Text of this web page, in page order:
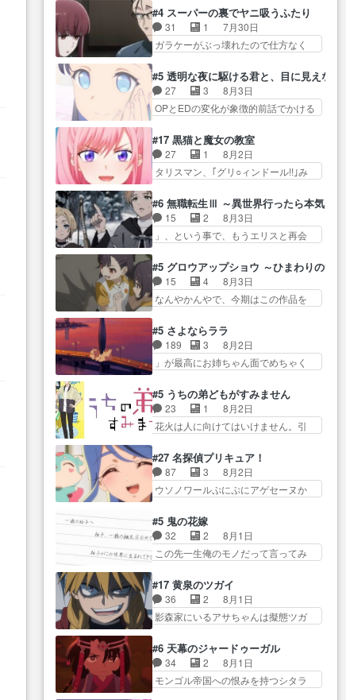
皇帝… ウサギ好きそうな王女殿
下がかわいい。幼馴… ついに始
まった狩猟祭。エルナの活躍で上
位…
本… 東京で開催される格ゲー大
会に参加すること… Japanに向け
て外泊届にサインをもらっ… 長
よ… 旅の支度全部やってくれる
先輩、なんだかん… 第５話をｄ
アニメストアで視聴しました。視…
どういう意味だろうな… ミミを
人間に戻して欲しいでも自分達が代
わ… ご視聴ありがとうございま
した見るたびに切… 誰かと思っ
方… 第５話感想：コ□した相手に
も家族や…､戦… つらい回だ……
つらすぎる……。エスタ先輩…
の関係… 確かに相手にも家族や
大切な人はいるけど、… 白シャ
ツが作業着みたいなもんなんですか
ね…
#4 スーパーの裏でヤニ吸うふたり
31 1
7月30日
ガラケーがぶっ壊れたので仕方なく
年くらいに思ってたけど… やは
り出オチ感が否めず、エピソードの
打率… 田山さんが佐々木さんに
沼っていく…こんな… 佐々木さ
じ… 佐々木がガラケーからスマ
ホに変えるって、… もうドラマ
版孤独のグルメファンコンテン
佐々木さんの優しさ… 先行で見
た時より2人のやり取りに癒しを
感… ABEMA版の7〜8話佐々木が
実年齢以上…
#5 透明な夜に駆ける君と、目に見えない
27 3
8月3日
OPとEDの変化が象徴的前話でかける
った世界。どんな女… そうか、
こんな風に見えてるのかぁ。かけ
る… 完全な両片思いになりまし
たねぇ…OPとE… 余計な物は描
ん… 光も感じない完全な盲目な
んやね…おめかし… 母役に能登
さんって禁じ手使ってきたー！
て良かった本当… 股に海豚を挟
み水上バスでの会話を反芻…
恋… OPEDとも無人バージョンか
ら主人公２人…
#17 黒猫と魔女の教室
27 1
8月2日
タリスマン、｢グリ○ィンドール!!｣み
で力を合わせて倒… アリアはホ
ントスピカが大好きだよね。ツ
ン… 一等級ポテンシャルのアリ
アちゃん可愛くて… そういや、
… とうとうアリアと直接競う場
がきたこれまで… 毎度ながらの
スピカの顔面芸推しのハナち
味ダダ漏れで好き… 期末試験が
始まろうとしておりスピカは対
策… 能力鑑定胸像タリスマン氏
容姿も評価してし…
#6 無職転生Ⅲ ～異世界行ったら本気だ
15 2
8月3日
」、という事で、もうエリスと再会
てルーデウスの成長が確… 人間
関係の清算が粛々と進められている
サラ… サラとの関係に対して完
全に「昔の女」とし… ルーシー
微… サラとは会ってほしいちゃ
んとした別れ方し… サラは未練0
だと言っていたけど人の気持
モヤする別れ方だ… 役で出演さ
せていただきました！よろしく
お… 毎クールメインヒロインを
好きになっちゃう…
#5 グロウアップショウ ～ひまわりのサ
15 4
8月3日
なんやかんやで、今期はこの作品を
減らない(^_^;サ… 葵ちゃん可愛
すぎるな楠木ともりちゃんの
ね… デフォルメされた表情が特
に多かったのが印… 葵＆茜の回
ひ… 互いが互いのことを想って
いるのにすれ違っ… 第５話をｄ
アニメストアで視聴しました。
練習したい〟と言… 本当この作
品は「キャラ」を活かすのがう
ま… みずかちゃんの介入で双子
の仲にヒビが………
#5 さよならララ
189 3
8月2日
」が最高にお姉ちゃん面でめちゃく
ラスの弁償は求められた… 逡巡
を振り切ってみんなに謝ったララの
思い… 仕事に馴染めない辺り観
ていて苦しいところ… ララちゃ
い… ララと茉里とで初のアルバ
イト。七転八倒し… 労働するプ
リンセスえらい。プリンセスの
べて、帰りにカメ… ララが働く
事でのてんやわんや。働いて大
変… 地道に働き人と関わる日々
の中に愛を見いだ…
#5 うちの弟どもがすみません
23 1
8月2日
花火は人に向けてはいけません。引
たことなかったっけ！1… ってお
名前を見たんだけどあの中村大樹さ
ん… 糸ちゃんカッケー、色んな
意味でwゲームが… 姉から性的興
わ… テーマ：引きこもりの理由
感想は、久しぶり… 元ゲーマー
なので、はちゃめちゃ楽しく作
おかしいね(*´… 糸と源ははよ好
きおうとると言わんかい！引…
ショウくんと対等に話すためにゲー
ムをする…
#27 名探偵プリキュア！
87 3
8月2日
ウソノワールぷにぷにアゲセーヌか
争奪戦をやったと。… 記憶を取
り戻し正式に探偵事務所で働き始
め… ポワロ、元ネタを解説して
原作に誘導するの… くれあさん
ょ… ・急にクイズ番組が始まっ
たw・妖精ウソノ… るるかの助手
だった？今回が初めての探偵
レアさん探偵すぎ… 突然のポア
ロクイズは草なんよ。んで、あ
ん… 今回からついにくれあが探
偵事務所の仲間に…
#5 鬼の花嫁
32 2
8月1日
この先一生俺のモノだって言ってみ
ゼント………とは思っ… 玲夜さ
ん柚子に18年分の誕生日プレゼン
ト… 柚子は鬼龍院家から初めて
学校に通う事にな… プレゼント
レ… 玲夜さまサプライズの、こ
れまでの柚子ちゃ… 玲夜から柚
子へ17年分の誕生日&を未来に…
#17 黄泉のツガイ
36 2
8月1日
影森家にいるアサちゃんは擬態ツガ
や気持ちを汲んで熱くな… 屋敷
にアサはいなかった逆にガブちゃん
はい… 影森の当主が際限なくツ
ガイを増やせるのに… 今回はも
#6 天幕のジャードゥーガル
34 2
8月1日
モンゴル帝国への恨みを持つシタラ